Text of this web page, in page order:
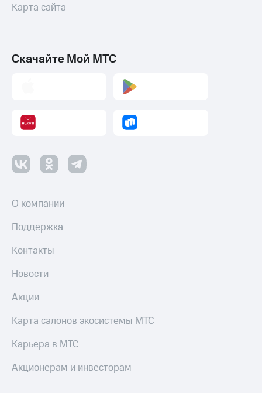
Карта сайта
Скачайте Мой МТС
О компании
Поддержка
Контакты
Новости
Акции
Карта салонов экосистемы МТС
Карьера в МТС
Акционерам и инвесторам